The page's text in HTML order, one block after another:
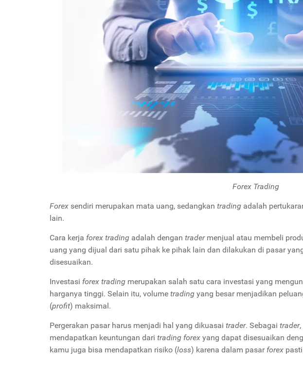
Forex Trading
Forex sendiri merupakan mata uang, sedangkan trading adalah
lain.
Cara kerja forex trading adalah dengan tradermenjual atau membeli
uang yang dijual dari satu pihak ke pihak lain dan dilakukan di pasar
disesuaikan.
Investasi forex trading merupakan salah satu cara investasi yang
harganya tinggi. Selain itu, volume trading yang besar menjadikan
(profit) maksimal.
Pergerakan pasar harus menjadi hal yang dikuasai trader. Sebagai trader
mendapatkan keuntungan dari trading forex yang dapat disesuaikan
kamu juga bisa mendapatkan risiko (loss) karena dalam pasar forex